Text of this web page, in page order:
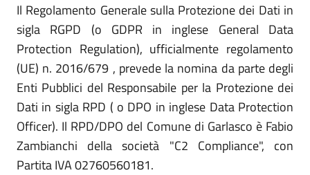
Il Regolamento Generale sulla Protezione dei Dati in
sigla RGPD (o GDPR in inglese General Data
Protection Regulation), ufficialmente regolamento
(UE) n. 2016/679 , prevede la nomina da parte degli
Enti Pubblici del Responsabile per la Protezione dei
Dati in sigla RPD ( o DPO in inglese Data Protection
Officer). Il RPD/DPO del Comune di Garlasco è Fabio
Zambianchi della società "C2 Compliance", con
Partita IVA 02760560181.